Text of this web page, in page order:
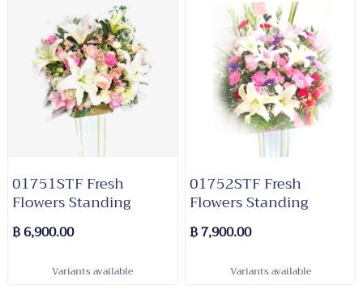
01751STF Fresh
Flowers Standing
฿ 6,900.00
Variants available
01752STF Fresh
Flowers Standing
฿ 7,900.00
Variants available